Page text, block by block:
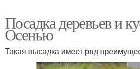
Посадка деревьев и
Осенью
Такая высадка имеет ряд